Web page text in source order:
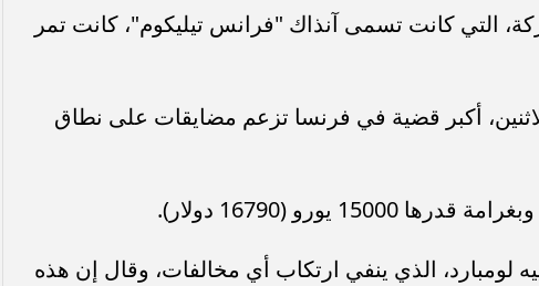
التي كانت تسمى آنذاك "فرانس تيليكوم"، كانت تمر
أكبر قضية في فرنسا تزعم مضايقات على نطاق
يورو (16790 دولار).
لومبارد، الذي ينفي ارتكاب أي مخالفات، وقال إن هذه